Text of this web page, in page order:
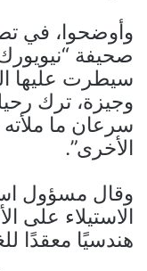
وأوضحوا، في
صحيفة
سيطرت عليها
وجيزة، ترك
سرعان ما
الأخرى”.
وقال مسؤول
الاستيلاء على
هندسيًا معقدًا